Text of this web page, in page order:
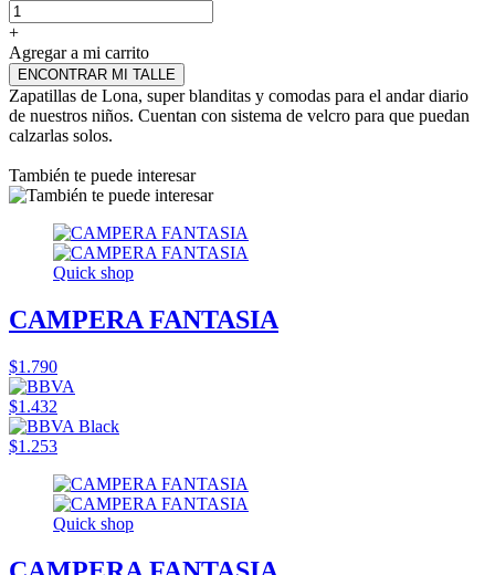
+
Agregar a mi carrito
ENCONTRAR MI TALLE
Zapatillas de Lona, super blanditas y comodas para el andar diario
de nuestros niños. Cuentan con sistema de velcro para que puedan
calzarlas solos.
También te puede interesar
Quick shop
CAMPERA FANTASIA
$1.790
$1.432
$1.253
Quick shop